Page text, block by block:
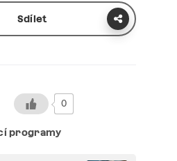
Sdílet
0
programy